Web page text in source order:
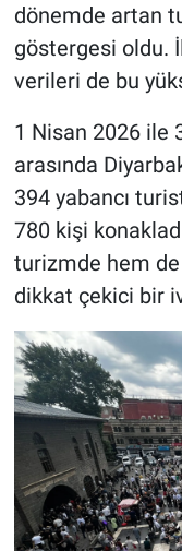
dönemde artan
göstergesi oldu.
verileri de bu
1 Nisan 2026 ile
arasında
394 yabancı
780 kişi
turizmde hem de
dikkat çekici bir